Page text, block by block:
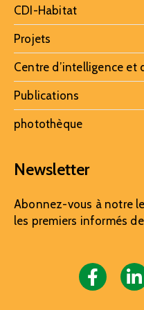
CDI-Habitat
Projets
Centre d’intelligence et
Publications
photothèque
Newsletter
Abonnez-vous à notre
les premiers informés